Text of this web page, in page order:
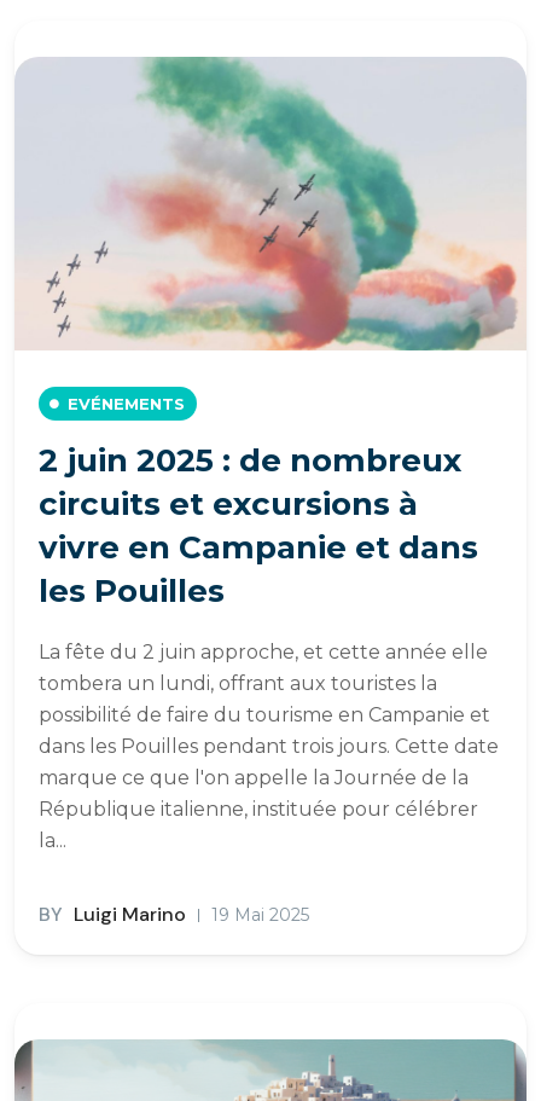
EVÉNEMENTS
2 juin 2025 : de nombreux
circuits et excursions à
vivre en Campanie et dans
les Pouilles
La fête du 2 juin approche, et cette année elle
tombera un lundi, offrant aux touristes la
possibilité de faire du tourisme en Campanie et
dans les Pouilles pendant trois jours. Cette date
marque ce que l'on appelle la Journée de la
République italienne, instituée pour célébrer
la...
BY Luigi Marino 19 Mai 2025